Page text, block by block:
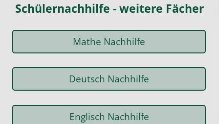
Schülernachhilfe - weitere Fächer
Mathe Nachhilfe
Deutsch Nachhilfe
Englisch Nachhilfe